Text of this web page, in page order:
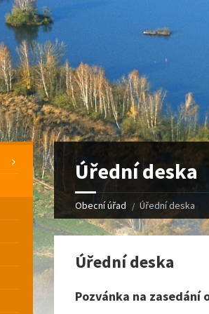
Úřední deska
Obecní úřad Úřední deska
Úřední deska
Pozvánka na